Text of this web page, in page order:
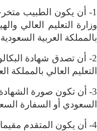
1- أن يكون الطبيب
وزارة التعليم العالي
بالمملكة العربية السعودية
2- أن تصدق شهادة
التعليم العالي بالمملكة
3- أن تكون صورة
السعودي أو السفارة
4- أن يكون المتقدم مقيما إقامة نظامية في المملكة